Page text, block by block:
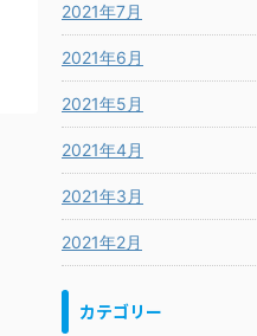
2021年7月
2021年6月
2021年5月
2021年4月
2021年3月
2021年2月
カテゴリー